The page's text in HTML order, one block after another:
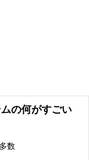
の何がすごい
数